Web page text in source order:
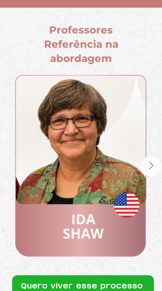
Professores
Referência na
abordagem
Quero viver esse processo